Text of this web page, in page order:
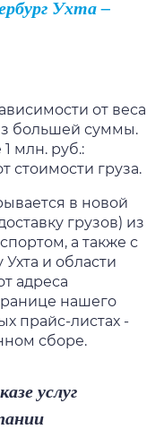
Ухта –
от веса
большей суммы.
млн. руб.:
стоимости груза.
в новой
грузов) из
а также с
Ухта и области
адреса
нашего
прайс-листах -
сборе.
услуг